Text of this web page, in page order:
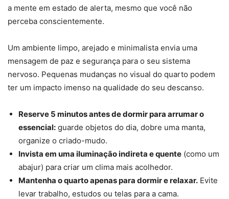
a mente em estado de alerta, mesmo que você não
perceba conscientemente.
Um ambiente limpo, arejado e minimalista envia uma
mensagem de paz e segurança para o seu sistema
nervoso. Pequenas mudanças no visual do quarto podem
ter um impacto imenso na qualidade do seu descanso.
Reserve 5 minutos antes de dormir para arrumar o
essencial: guarde objetos do dia, dobre uma manta,
organize o criado-mudo.
Invista em uma iluminação indireta e quente (como um
abajur) para criar um clima mais acolhedor.
Mantenha o quarto apenas para dormir e relaxar. Evite
levar trabalho, estudos ou telas para a cama.